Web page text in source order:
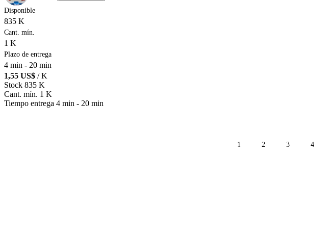
Disponible
835 K
Cant. mín.
1 K
Plazo de entrega
4 min - 20 min
1,55 US$ / K
Stock 835 K
Cant. mín. 1 K
Tiempo entrega 4 min - 20 min
1 2 3 4